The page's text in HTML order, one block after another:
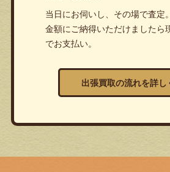
当日にお伺いし、その場で査定
金額にご納得いただけましたら
でお支払い。
出張買取の流れを詳し